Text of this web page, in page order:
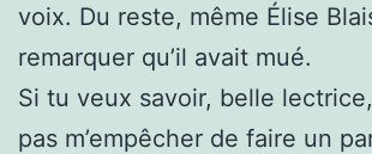
voix. Du reste, même Élise
remarquer qu’il avait mué.
Si tu veux savoir, belle
pas m’empêcher de faire un